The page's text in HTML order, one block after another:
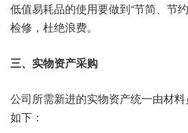
低值易耗品的使用要做到“节简、节
检修，杜绝浪费。
三、实物资产采购
公司所需新进的实物资产统一由材
如下：